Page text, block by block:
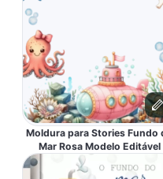
Moldura para Stories Fundo
Mar Rosa Modelo Editável